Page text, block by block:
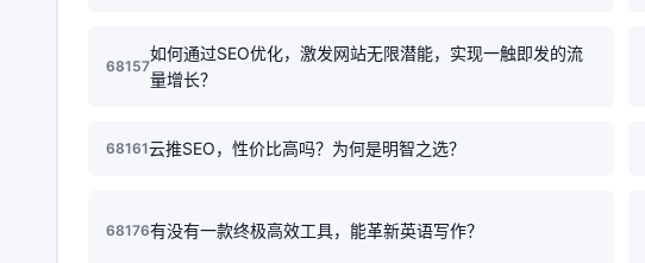
68157
如何通过SEO优化，激发网站无限潜能，实现一触即发的流
量增长？
68161云推SEO，性价比高吗？为何是明智之选？
68176有没有一款终极高效工具，能革新英语写作？